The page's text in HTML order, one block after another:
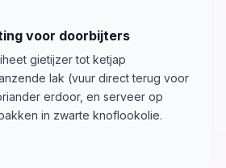
voor doorbijters
gietijzer tot ketjap
lak (vuur direct terug voor
erdoor, en serveer op
in zwarte knoflookolie.